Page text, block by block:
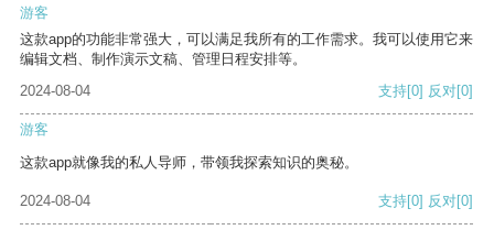
游客
这款app的功能非常强大，可以满足我所有的工作需求。我可以使用它来
编辑文档、制作演示文稿、管理日程安排等。
2024-08-04
支持[0] 反对[0]
游客
这款app就像我的私人导师，带领我探索知识的奥秘。
2024-08-04 支持[0] 反对[0]